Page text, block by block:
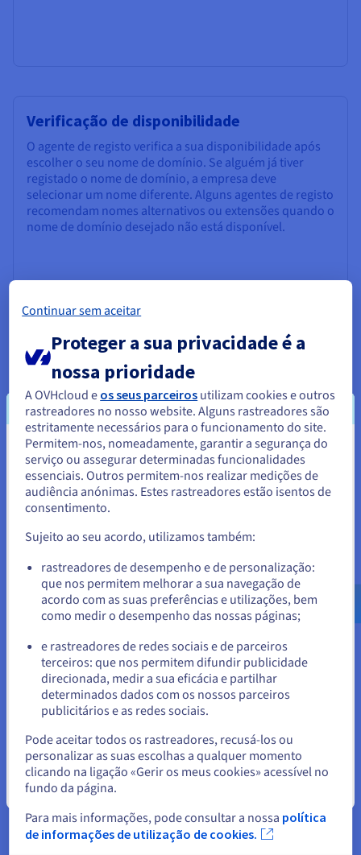
Verificação de disponibilidade
O agente de registo verifica a sua disponibilidade após
escolher o seu nome de domínio. Se alguém já tiver
registado o nome de domínio, a empresa deve
selecionar um nome diferente. Alguns agentes de registo
recomendam nomes alternativos ou extensões quando o
nome de domínio desejado não está disponível.
Inscrição
Se o nome de domínio estiver disponível, a empresa
pode registá-lo para o alojamento de site através do
agente de registo de domínios, geralmente durante um
ano. O processo de registo envolve a informação de
contacto e a aceitação das condições de serviço. O
agente de registo regista então o nome de domínio na
Internet Corporation for Assigned Names and Numbers
(ICANN), a qual mantém uma base de dados com todos
os nomes de domínio registados.
Renovação
para um período específico e devem renová-los após o
final desse período, o que acarreta custos. Se um
requerente não renovar um nome de domínio após a sua
validade, este fica disponível para ser registado por
outros.
Importa salientar que, embora os serviços de registo de
domínios facilitem o registo de nomes de domínio, eles não
"criam" nomes de domínio na aceção de inventar novos
Parece que está localizado em
Estados Unidos.
Para encomendar a partir de Estados Unidos, terá de consultar e
Aceder ao website do Estados Unidos
us.ovhcloud.com/
Inglês USD - $
ou
Ficar no website atual
Selecionar outro website
Continuar sem aceitar
Proteger a sua privacidade é a
nossa prioridade
A OVHcloud e os seus parceiros utilizam cookies e outros
rastreadores no nosso website. Alguns rastreadores são
estritamente necessários para o funcionamento do site.
Permitem-nos, nomeadamente, garantir a segurança do
serviço ou assegurar determinadas funcionalidades
essenciais. Outros permitem-nos realizar medições de
audiência anónimas. Estes rastreadores estão isentos de
consentimento.
Sujeito ao seu acordo, utilizamos também:
rastreadores de desempenho e de personalização:
que nos permitem melhorar a sua navegação de
acordo com as suas preferências e utilizações, bem
como medir o desempenho das nossas páginas;
e rastreadores de redes sociais e de parceiros
terceiros: que nos permitem difundir publicidade
direcionada, medir a sua eficácia e partilhar
determinados dados com os nossos parceiros
publicitários e as redes sociais.
Pode aceitar todos os rastreadores, recusá-los ou
personalizar as suas escolhas a qualquer momento
clicando na ligação «Gerir os meus cookies» acessível no
fundo da página.
Para mais informações, pode consultar a nossa política
de informações de utilização de cookies.